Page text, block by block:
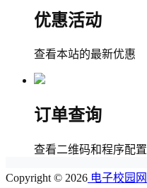
优惠活动
查看本站的最新优惠
订单查询
查看二维码和程序配置
Copyright © 2026 电子校园网